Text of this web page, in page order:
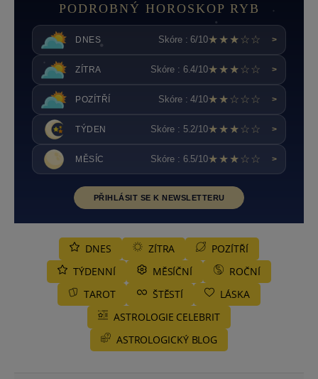
PODROBNÝ HOROSKOP RYB
DNES Skóre : 6/10★★★☆☆ >
ZÍTRA Skóre : 6.4/10★★★☆☆ >
POZÍTŘÍ Skóre : 4/10★★☆☆☆ >
TÝDEN Skóre : 5.2/10★★★☆☆ >
MĚSÍC Skóre : 6.5/10★★★☆☆ >
PŘIHLÁSIT SE K NEWSLETTERU
DNES ZÍTRA
POZÍTŘÍ
TÝDENNÍ
MĚSÍČNÍ
ROČNÍ
TAROT
ŠTĚSTÍ
LÁSKA
ASTROLOGIE CELEBRIT
ASTROLOGICKÝ BLOG